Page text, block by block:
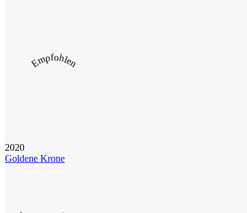
Empfohlen
2020
Goldene Krone